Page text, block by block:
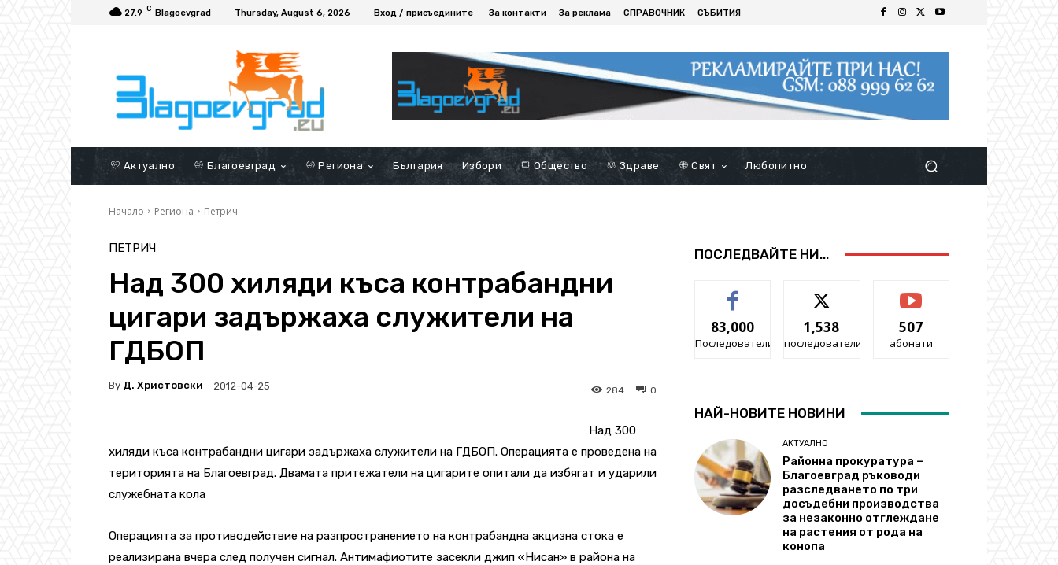
27.9 C Blagoevgrad Thursday, August 6, 2026 Вход / присъедините За контакти За реклама СПРАВОЧНИК СЪБИТИЯ
Актуално Благоевград Региона България Избори Общество Здраве Свят Любопитно
Начало Региона Петрич
ПЕТРИЧ
Над 300 хиляди къса контрабандни
цигари задържаха служители на
ГДБОП
By Д. Христовски 2012-04-25 0
284
Над 300
хиляди къса контрабандни цигари задържаха служители на ГДБОП. Операцията е проведена на
територията на Благоевград. Двамата притежатели на цигарите опитали да избягат и ударили
служебната кола
Операцията за противодействие на разпространението на контрабандна акцизна стока е
реализирана вчера след получен сигнал. Антимафиотите засекли джип «Нисан» в района на
ПОСЛЕДВАЙТЕ НИ...
83,000
Последователи
1,538
последователи
507
абонати
НАЙ-НОВИТЕ НОВИНИ
АКТУАЛНО
Районна прокуратура –
Благоевград ръководи
разследването по три
досъдебни производства
за незаконно отглеждане
на растения от рода на
конопа